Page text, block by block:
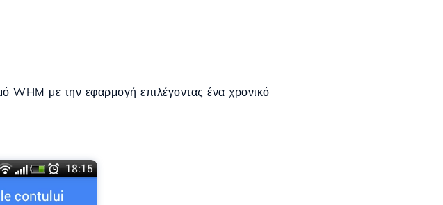
WHM με την εφαρμογή επιλέγοντας ένα χρονικό